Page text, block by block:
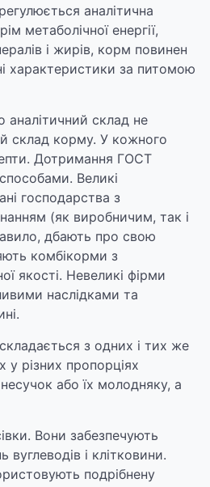
аналітична
метаболічної енергії,
і жирів, корм повинен
характеристики за питомою
склад не
склад корму. У кожного
Дотримання ГОСТ
Великі
господарства з
(як виробничим, так і
дбають про свою
комбікорми з
якості. Невеликі фірми
наслідками та
з одних і тих же
у різних пропорціях
або їх молодняку, а
Вони забезпечують
вуглеводів і клітковини.
подрібнену